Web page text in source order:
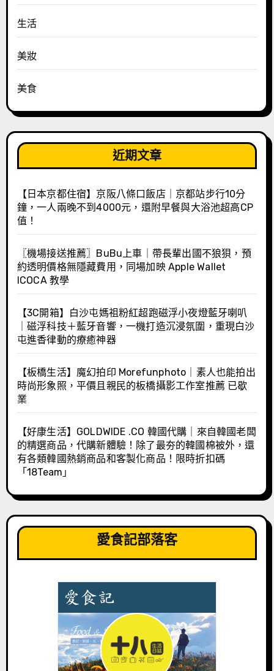
生活
美妝
美食
近期文章
【日本京都住宿】京阪八條口飯店｜京都站步行10分
鐘，一人兩晚不到4000元，還附早餐與大浴池超高CP
值！
〖機場接送推薦〗BuBu上車｜帶長輩出國不狼狽，預
約透明價格無隱藏費用，同場加映 Apple Wallet
ICOCA 教學
【3C開箱】白沙屯媽祖粉紅超跑磁浮小夜燈藍牙喇叭
｜磁浮科技＋藍牙音響，一機打造沉浸氛圍，重現白沙
屯進香律動的療癒神器
【板橋生活】魔幻拍印 Morefunphoto｜素人也能拍出
時尚形象照，平價且親民的板橋攝影工作室推薦 已歇
業
【好康生活】GOLDWIDE .CO 韓國代購｜來自韓國老闆
的精選商品，代購新體驗！除了最夯的韓國棉被外，還
有各類韓國熱銷商品和客製化商品！限時折扣碼
「18Team」
愛食記部落客